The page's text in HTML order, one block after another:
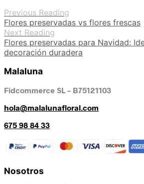
Previous Reading
Flores preservadas vs flores frescas
Next Reading
Flores preservadas para Navidad:
decoración duradera
Malaluna
Fidcommerce SL – B75121103
hola@malalunafloral.com
675 98 84 33
Nosotros